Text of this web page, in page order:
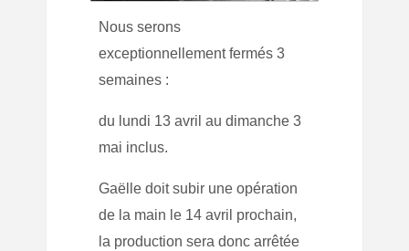
Nous serons
exceptionnellement fermés 3
semaines :
du lundi 13 avril au dimanche 3
mai inclus.
Gaëlle doit subir une opération
de la main le 14 avril prochain,
la production sera donc arrêtée